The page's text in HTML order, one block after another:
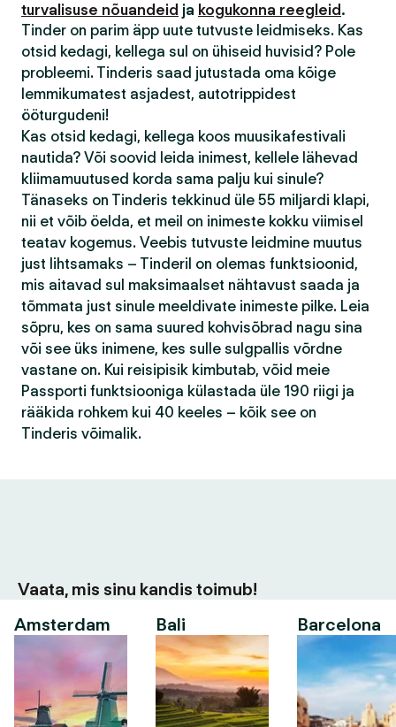
turvalisuse nõuandeid ja kogukonna reegleid .
Tinder on parim äpp uute tutvuste leidmiseks. Kas
otsid kedagi, kellega sul on ühiseid huvisid? Pole
probleemi. Tinderis saad jutustada oma kõige
lemmikumatest asjadest, autotrippidest
ööturgudeni!
Kas otsid kedagi, kellega koos muusikafestivali
nautida? Või soovid leida inimest, kellele lähevad
kliimamuutused korda sama palju kui sinule?
Tänaseks on Tinderis tekkinud üle 55 miljardi klapi,
nii et võib öelda, et meil on inimeste kokku viimisel
teatav kogemus. Veebis tutvuste leidmine muutus
just lihtsamaks – Tinderil on olemas funktsioonid,
mis aitavad sul maksimaalset nähtavust saada ja
tõmmata just sinule meeldivate inimeste pilke. Leia
sõpru, kes on sama suured kohvisõbrad nagu sina
või see üks inimene, kes sulle sulgpallis võrdne
vastane on. Kui reisipisik kimbutab, võid meie
Passporti funktsiooniga külastada üle 190 riigi ja
rääkida rohkem kui 40 keeles – kõik see on
Tinderis võimalik.
Vaata, mis sinu kandis toimub!
Amsterdam
Bali Barcelona